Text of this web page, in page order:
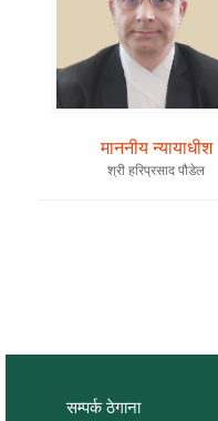
माननीय न्यायाधीश
श्री हरिप्रसाद पौडेल
सम्पर्क ठेगाना